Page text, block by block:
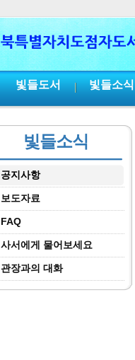
빛들도서 빛들소식
빛들소식
공지사항
보도자료
FAQ
사서에게 물어보세요
관장과의 대화